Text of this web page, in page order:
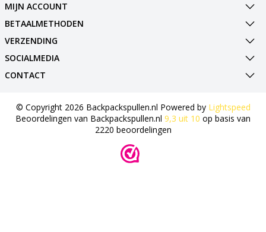
MIJN ACCOUNT
BETAALMETHODEN
VERZENDING
SOCIALMEDIA
CONTACT
© Copyright 2026 Backpackspullen.nl Powered by Lightspeed
Beoordelingen van Backpackspullen.nl 9,3 uit 10 op basis van
2220 beoordelingen